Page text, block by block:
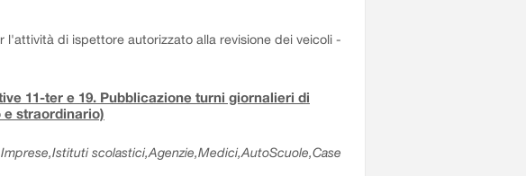
di ispettore autorizzato alla revisione dei veicoli -
11-ter e 19. Pubblicazione turni giornalieri di
straordinario)
scolastici,Agenzie,Medici,AutoScuole,Case